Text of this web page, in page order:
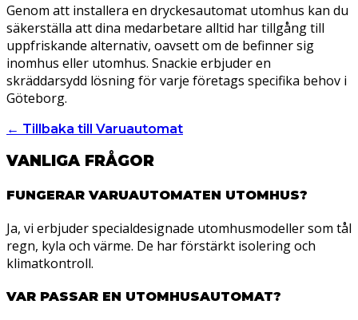
Genom att installera en dryckesautomat utomhus kan du
säkerställa att dina medarbetare alltid har tillgång till
uppfriskande alternativ, oavsett om de befinner sig
inomhus eller utomhus. Snackie erbjuder en
skräddarsydd lösning för varje företags specifika behov i
Göteborg.
← Tillbaka till Varuautomat
VANLIGA FRÅGOR
FUNGERAR VARUAUTOMATEN UTOMHUS?
Ja, vi erbjuder specialdesignade utomhusmodeller som tål
regn, kyla och värme. De har förstärkt isolering och
klimatkontroll.
VAR PASSAR EN UTOMHUSAUTOMAT?